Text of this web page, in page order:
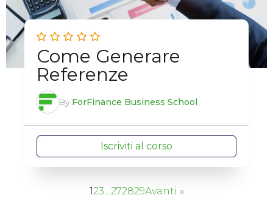
Come Generare
Referenze
By ForFinance Business School
Iscriviti al corso
123…272829Avanti »